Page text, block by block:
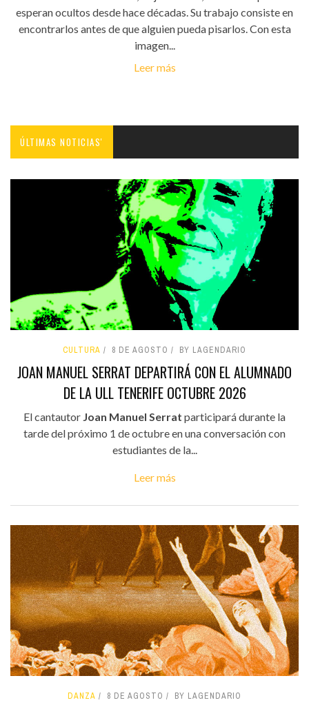
esperan ocultos desde hace décadas. Su trabajo consiste en
encontrarlos antes de que alguien pueda pisarlos. Con esta
imagen...
Leer más
ÚLTIMAS NOTICIAS'
CULTURA 8 DE AGOSTO BY LAGENDARIO
JOAN MANUEL SERRAT DEPARTIRÁ CON EL ALUMNADO
DE LA ULL TENERIFE OCTUBRE 2026
El cantautor Joan Manuel Serrat participará durante la
tarde del próximo 1 de octubre en una conversación con
estudiantes de la...
Leer más
DANZA 8 DE AGOSTO BY LAGENDARIO